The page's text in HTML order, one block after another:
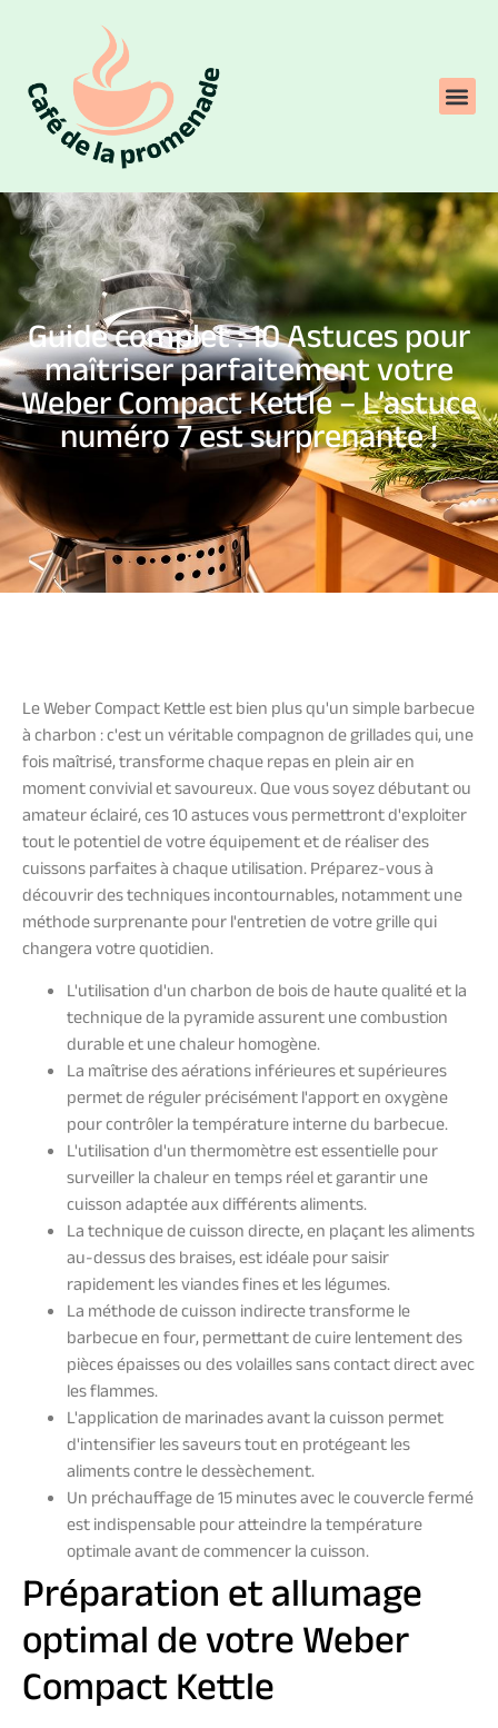
Guide complet : 10 Astuces pour
maîtriser parfaitement votre
Weber Compact Kettle – L’astuce
numéro 7 est surprenante !
Le Weber Compact Kettle est bien plus qu'un simple barbecue
à charbon : c'est un véritable compagnon de grillades qui, une
fois maîtrisé, transforme chaque repas en plein air en
moment convivial et savoureux. Que vous soyez débutant ou
amateur éclairé, ces 10 astuces vous permettront d'exploiter
tout le potentiel de votre équipement et de réaliser des
cuissons parfaites à chaque utilisation. Préparez-vous à
découvrir des techniques incontournables, notamment une
méthode surprenante pour l'entretien de votre grille qui
changera votre quotidien.
L'utilisation d'un charbon de bois de haute qualité et la
technique de la pyramide assurent une combustion
durable et une chaleur homogène.
La maîtrise des aérations inférieures et supérieures
permet de réguler précisément l'apport en oxygène
pour contrôler la température interne du barbecue.
L'utilisation d'un thermomètre est essentielle pour
surveiller la chaleur en temps réel et garantir une
cuisson adaptée aux différents aliments.
La technique de cuisson directe, en plaçant les aliments
au-dessus des braises, est idéale pour saisir
rapidement les viandes fines et les légumes.
La méthode de cuisson indirecte transforme le
barbecue en four, permettant de cuire lentement des
pièces épaisses ou des volailles sans contact direct avec
les flammes.
L'application de marinades avant la cuisson permet
d'intensifier les saveurs tout en protégeant les
aliments contre le dessèchement.
Un préchauffage de 15 minutes avec le couvercle fermé
est indispensable pour atteindre la température
optimale avant de commencer la cuisson.
Préparation et allumage
optimal de votre Weber
Compact Kettle